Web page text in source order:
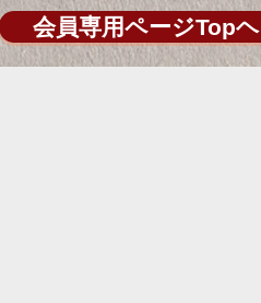
会員専用ページTopヘ